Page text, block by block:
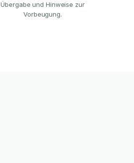
Übergabe und Hinweise zur
Vorbeugung.